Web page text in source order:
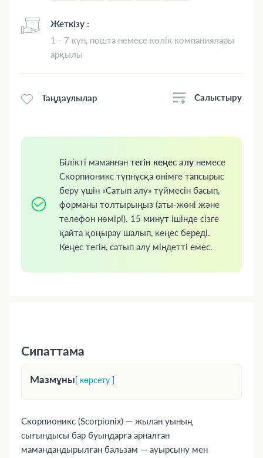
Жеткізу :
1 - 7 күн, пошта немесе көлік компаниялары
арқылы
Таңдаулылар Салыстыру
Білікті маманнан тегін кеңес алу немесе
Скорпионикс түпнұсқа өнімге тапсырыс
беру үшін «Сатып алу» түймесін басып,
форманы толтырыңыз (аты-жөні және
телефон нөмірі). 15 минут ішінде сізге
қайта қоңырау шалып, кеңес береді.
Кеңес тегін, сатып алу міндетті емес.
Сипаттама
Мазмұны[ көрсету ]
1. Шығарылу нысаны
2. Косметикалық тобы
3. Әсер ету механизмі
4. Скорпионикс сатып алу, дәріханалардағы
Скорпионикс (Scorpionix) — жылан уының
сығындысы бар буындарға арналған
мамандандырылған бальзам — ауырсыну мен